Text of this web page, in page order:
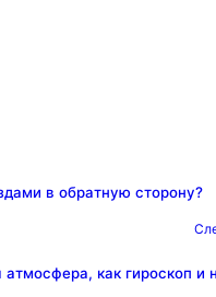
в обратную сторону?
атмосфера, как гироскоп и